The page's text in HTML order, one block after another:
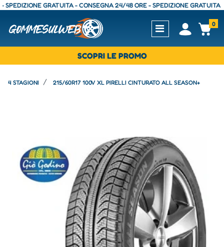
GRATUITA - CONSEGNA 24/48 ORE - SPEDIZIONE GRATUITA -
Open0
SCOPRI LE PROMO
4 STAGIONI 215/60R17 100V XL PIRELLI CINTURATO ALL SEASON+